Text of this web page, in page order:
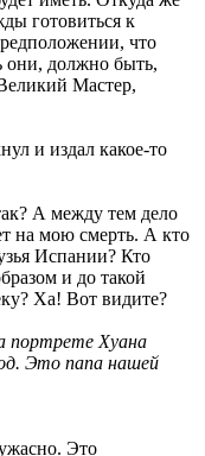
готовиться к
что
они, должно быть,
Мастер,
и издал какое-то
А между тем дело
на мою смерть. А кто
Испании? Кто
и до такой
Ха! Вот видите?
портрете Хуана
Это папа нашей
Это